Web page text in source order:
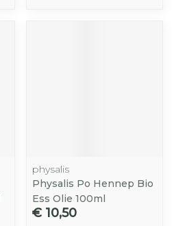
physalis
Physalis Po Hennep Bio
Ess Olie 100ml
€ 10,50